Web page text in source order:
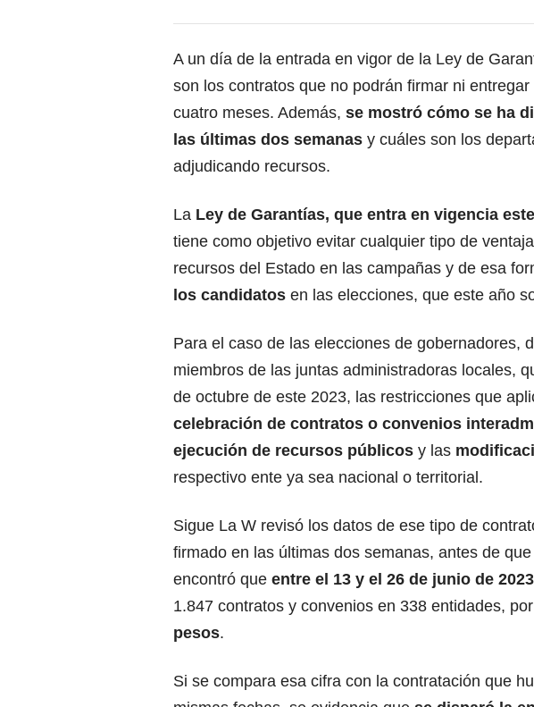
A un día de la entrada en vigor de la Ley de
son los contratos que no podrán firmar ni
cuatro meses. Además, se mostró cómo se ha
las últimas dos semanas y cuáles son los
adjudicando recursos.
La Ley de Garantías, que entra en vigencia
tiene como objetivo evitar cualquier tipo de
recursos del Estado en las campañas y de esa
los candidatos en las elecciones, que este año
Para el caso de las elecciones de gobernadores,
miembros de las juntas administradoras locales,
de octubre de este 2023, las restricciones que
celebración de contratos o convenios
ejecución de recursos públicos y las
respectivo ente ya sea nacional o territorial.
Sigue La W revisó los datos de ese tipo de
firmado en las últimas dos semanas, antes de
encontró que entre el 13 y el 26 de junio de 2023
1.847 contratos y convenios en 338 entidades,
pesos.
Si se compara esa cifra con la contratación que